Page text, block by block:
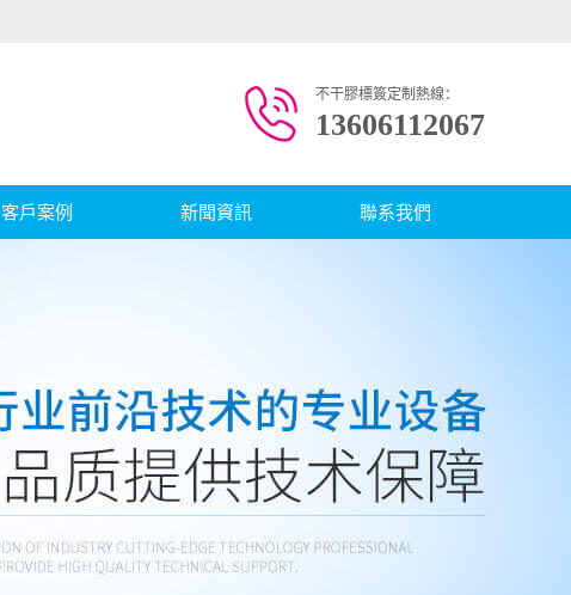
不干膠標簽定制熱線：
13606112067
客戶案例 新聞資訊 聯系我們